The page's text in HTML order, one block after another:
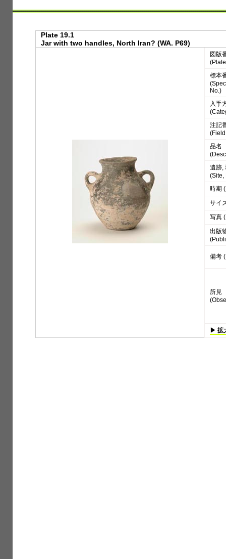
Plate 19.1
Jar with two handles, North Iran? (WA. P69)
図版
標本
No.)
入手
注記
品名
遺跡,
(Site,
時期
サイ
写真
出版
備考
所見
▶ 拡